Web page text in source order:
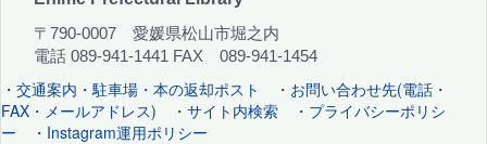
〒790-0007 愛媛県松山市堀之内
電話 089-941-1441 FAX 089-941-1454
・ 交通案内・駐車場・本の返却ポスト ・ お問い合わせ先(電話・
FAX・メールアドレス) ・ サイト内検索 ・ プライバシーポリシ
ー ・ Instagram運用ポリシー